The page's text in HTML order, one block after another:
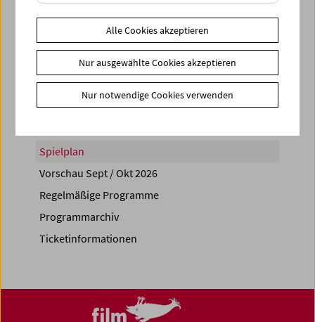
Spielplan
Vorschau Sept / Okt 2026
Regelmäßige Programme
Programmarchiv
Ticketinformationen
Alle Cookies akzeptieren
Nur ausgewählte Cookies akzeptieren
Nur notwendige Cookies verwenden